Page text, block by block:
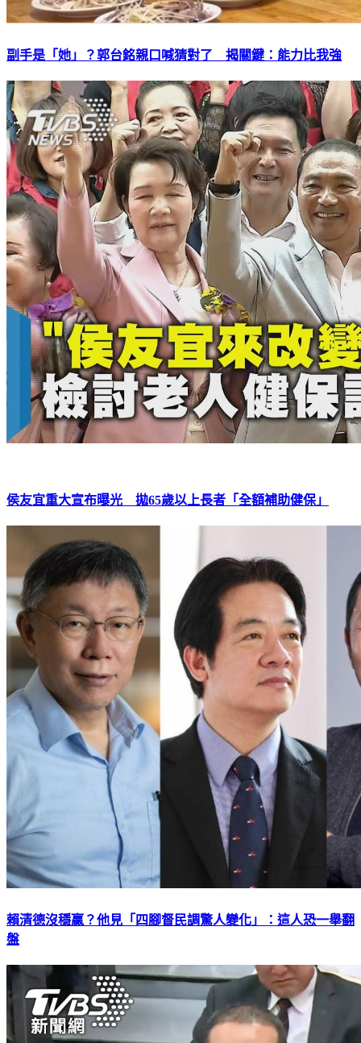
副手是「她」？郭台銘親口喊猜對了 揭關鍵：能力比我強
侯友宜重大宣布曝光 拋65歲以上長者「全額補助健保」
賴清德沒穩贏？他見「四腳督民調驚人變化」：這人恐一舉翻
盤